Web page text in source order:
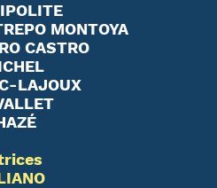
MONTOYA
CASTRO
LAJOUX